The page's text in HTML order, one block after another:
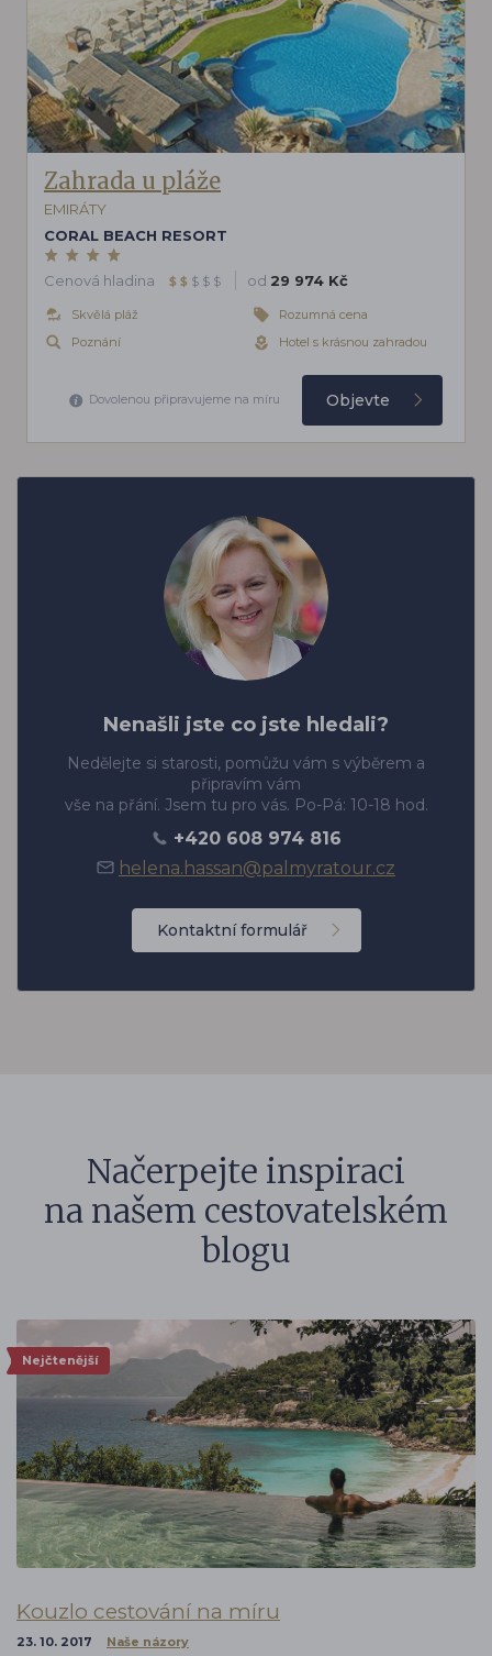
Zahrada u pláže
EMIRÁTY
CORAL BEACH RESORT
Cenová hladina $ $ $ $ $ od 29 974 Kč
Skvělá pláž
Poznání
Rozumná cena
Hotel s krásnou zahradou
Dovolenou připravujeme na míru Objevte
Nenašli jste co jste hledali?
Nedělejte si starosti, pomůžu vám s výběrem a
připravím vám
vše na přání. Jsem tu pro vás. Po-Pá: 10-18 hod.
+420 608 974 816
helena.hassan@palmyratour.cz
Kontaktní formulář
Načerpejte inspiraci
na našem cestovatelském
blogu
Nejčtenější
Kouzlo cestování na míru
23. 10. 2017 Naše názory